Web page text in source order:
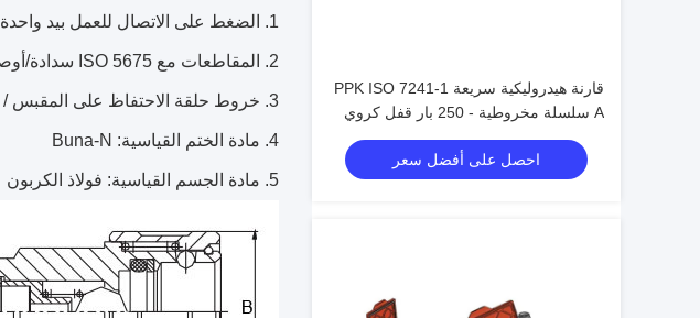
قارنة هيدروليكية سريعة PPK ISO 7241-1
A سلسلة مخروطية - 250 بار قفل كروي
فولاذي للآلات الثقيلة
احصل على أفضل سعر
الضغط على الاتصال للعمل بيد
المقاطعات مع ISO 5675 سدادة/أوصال الذكاء
خروط حلقة الاحتفاظ على المقبس /
مادة الختم القياسية: Buna-N
مادة الجسم القياسية: فولاذ الكربون